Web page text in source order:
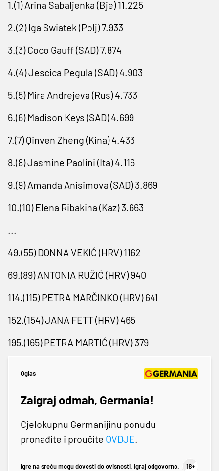
1.(1) Arina Sabaljenka (Bje) 11.225
2.(2) Iga Swiatek (Polj) 7.933
3.(3) Coco Gauff (SAD) 7.874
4.(4) Jescica Pegula (SAD) 4.903
5.(5) Mira Andrejeva (Rus) 4.733
6.(6) Madison Keys (SAD) 4.699
7.(7) Qinven Zheng (Kina) 4.433
8.(8) Jasmine Paolini (Ita) 4.116
9.(9) Amanda Anisimova (SAD) 3.869
10.(10) Elena Ribakina (Kaz) 3.663
...
49.(55) DONNA VEKIĆ (HRV) 1162
69.(89) ANTONIA RUŽIĆ (HRV) 940
114.(115) PETRA MARČINKO (HRV) 641
152.(154) JANA FETT (HRV) 465
195.(165) PETRA MARTIĆ (HRV) 379
Oglas
Zaigraj odmah, Germania!
Cjelokupnu Germanijinu ponudu
pronađite i proučite OVDJE.
Igre na sreću mogu dovesti do ovisnosti. Igraj odgovorno.